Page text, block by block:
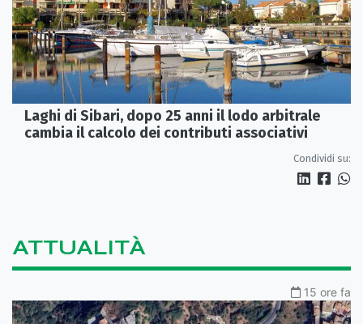
Laghi di Sibari, dopo 25 anni il lodo arbitrale
cambia il calcolo dei contributi associativi
Condividi su:
ATTUALITÀ
15 ore fa